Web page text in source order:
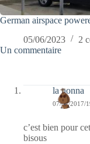
German airspace
05/06/2023
2
Un commentaire
la nonna
07/02/2017/
c’est bien pour
bisous